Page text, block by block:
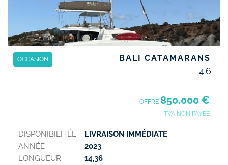
OCCASION BALI CATAMARANS
4.6
OFFRE 850.000 €
TVA NON PAYÉE
DISPONIBILITÉE
ANNÉE
LONGUEUR
LIVRAISON IMMÉDIATE
2023
14,36